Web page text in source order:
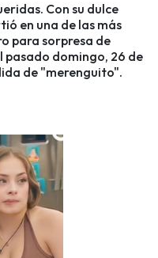
Con su dulce
en una de las más
para sorpresa de
domingo, 26 de
de "merenguito".